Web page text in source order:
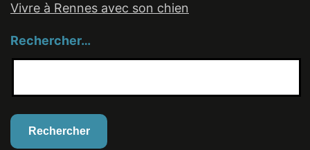
Vivre à Rennes avec son chien
Rechercher…